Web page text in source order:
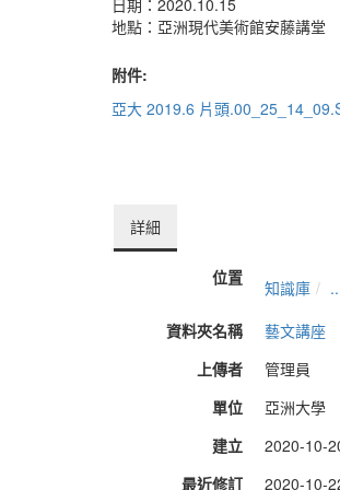
日期：2020.10.15
地點：亞洲現代美術館安藤講堂
附件:
亞大 2019.6 片頭
詳細
位置 知識庫
資料夾名稱
藝文講座
上傳者
管理員
單位
亞洲大學
建立
2020-10-
最近修訂
2020-10-